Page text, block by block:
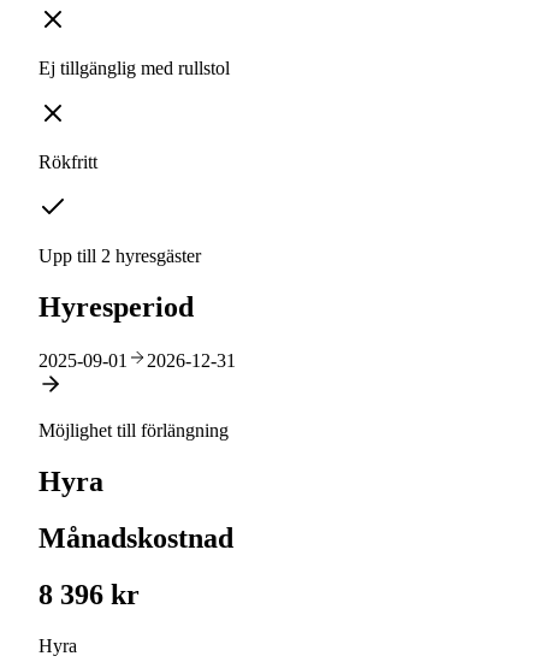
Ej tillgänglig med rullstol
Rökfritt
Upp till 2 hyresgäster
Hyresperiod
2025-09-01 2026-12-31
Möjlighet till förlängning
Hyra
Månadskostnad
8 396 kr
Hyra